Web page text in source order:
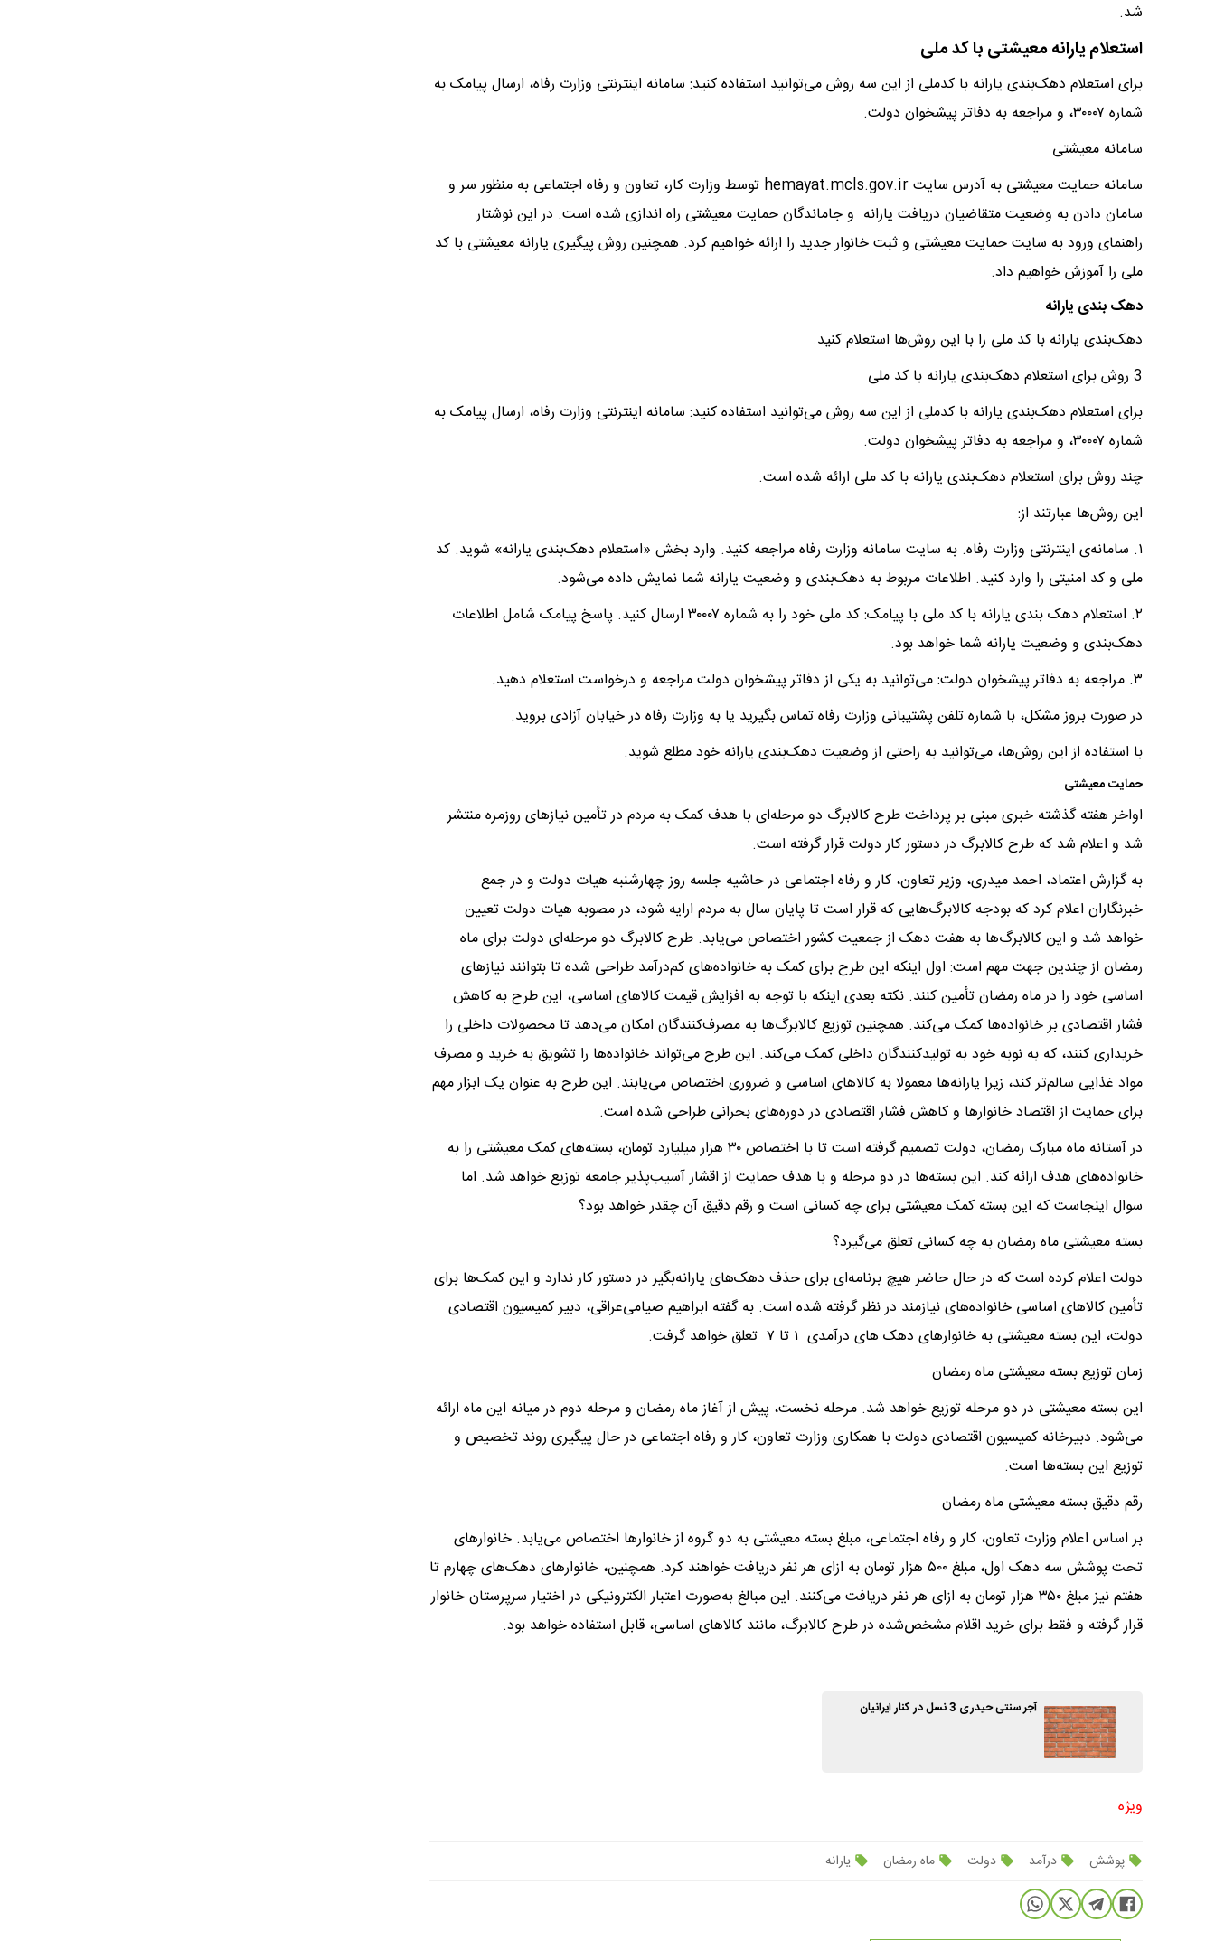
شد.
استعلام یارانه معیشتی با کد ملی
برای استعلام دهک‌بندی یارانه با کدملی از این سه روش می‌توانید استفاده کنید: سامانه اینترنتی وزارت رفاه، ارسال پیامک به
شماره ۳۰۰۰۷، و مراجعه به دفاتر پیشخوان دولت.
سامانه معیشتی
سامانه حمایت معیشتی به آدرس سایت hemayat.mcls.gov.ir توسط وزارت کار، تعاون و رفاه اجتماعی به منظور سر و
سامان دادن به وضعیت متقاضیان دریافت یارانه و جاماندگان حمایت معیشتی راه اندازی شده است. در این نوشتار
راهنمای ورود به سایت حمایت معیشتی و ثبت خانوار جدید را ارائه خواهیم کرد. همچنین روش پیگیری یارانه معیشتی با کد
ملی را آموزش خواهیم داد.
دهک بندی یارانه
دهک‌بندی یارانه با کد ملی را با این روش‌ها استعلام کنید.
3 روش برای استعلام دهک‌بندی یارانه با کد ملی
برای استعلام دهک‌بندی یارانه با کدملی از این سه روش می‌توانید استفاده کنید: سامانه اینترنتی وزارت رفاه، ارسال پیامک به
شماره ۳۰۰۰۷، و مراجعه به دفاتر پیشخوان دولت.
چند روش برای استعلام دهک‌بندی یارانه با کد ملی ارائه شده است.
این روش‌ها عبارتند از:
۱. سامانه‌ی اینترنتی وزارت رفاه. به سایت سامانه وزارت رفاه مراجعه کنید. وارد بخش «استعلام دهک‌بندی یارانه» شوید. کد
ملی و کد امنیتی را وارد کنید. اطلاعات مربوط به دهک‌بندی و وضعیت یارانه شما نمایش داده می‌شود.
۲. استعلام دهک بندی یارانه با کد ملی با پیامک: کد ملی خود را به شماره ۳۰۰۰۷ ارسال کنید. پاسخ پیامک شامل اطلاعات
دهک‌بندی و وضعیت یارانه شما خواهد بود.
۳. مراجعه به دفاتر پیشخوان دولت: می‌توانید به یکی از دفاتر پیشخوان دولت مراجعه و درخواست استعلام دهید.
در صورت بروز مشکل، با شماره تلفن پشتیبانی وزارت رفاه تماس بگیرید یا به وزارت رفاه در خیابان آزادی بروید.
با استفاده از این روش‌ها، می‌توانید به راحتی از وضعیت دهک‌بندی یارانه خود مطلع شوید.
حمایت معیشتی
اواخر هفته گذشته خبری مبنی بر پرداخت طرح کالابرگ دو مرحله‌ای با هدف کمک به مردم در تأمین نیازهای روزمره منتشر
شد و اعلام شد که طرح کالابرگ در دستور کار دولت قرار گرفته است.
به گزارش اعتماد، احمد میدری، وزیر تعاون، کار و رفاه اجتماعی در حاشیه جلسه روز چهارشنبه هیات دولت و در جمع
خبرنگاران اعلام کرد که بودجه کالابرگ‌هایی که قرار است تا پایان سال به مردم ارایه شود، در مصوبه هیات دولت تعیین
خواهد شد و این کالابرگ‌ها به هفت دهک از جمعیت کشور اختصاص می‌یابد. طرح کالابرگ دو مرحله‌ای دولت برای ماه
رمضان از چندین جهت مهم است: اول اینکه این طرح برای کمک به خانواده‌های کم‌درآمد طراحی شده تا بتوانند نیازهای
اساسی خود را در ماه رمضان تأمین کنند. نکته بعدی اینکه با توجه به افزایش قیمت کالاهای اساسی، این طرح به کاهش
فشار اقتصادی بر خانواده‌ها کمک می‌کند. همچنین توزیع کالابرگ‌ها به مصرف‌کنندگان امکان می‌دهد تا محصولات داخلی را
خریداری کنند، که به نوبه خود به تولیدکنندگان داخلی کمک می‌کند. این طرح می‌تواند خانواده‌ها را تشویق به خرید و مصرف
مواد غذایی سالم‌تر کند، زیرا یارانه‌ها معمولا به کالاهای اساسی و ضروری اختصاص می‌یابند. این طرح به عنوان یک ابزار مهم
برای حمایت از اقتصاد خانوارها و کاهش فشار اقتصادی در دوره‌های بحرانی طراحی شده است.
در آستانه ماه مبارک رمضان، دولت تصمیم گرفته است تا با اختصاص ۳۰ هزار میلیارد تومان، بسته‌های کمک معیشتی را به
خانواده‌های هدف ارائه کند. این بسته‌ها در دو مرحله و با هدف حمایت از اقشار آسیب‌پذیر جامعه توزیع خواهد شد. اما
سوال اینجاست که این بسته کمک معیشتی برای چه کسانی است و رقم دقیق آن چقدر خواهد بود؟
بسته معیشتی ماه رمضان به چه کسانی تعلق می‌گیرد؟
دولت اعلام کرده است که در حال حاضر هیچ برنامه‌ای برای حذف دهک‌های یارانه‌بگیر در دستور کار ندارد و این کمک‌ها برای
تأمین کالاهای اساسی خانواده‌های نیازمند در نظر گرفته شده است. به گفته ابراهیم صیامی‌عراقی، دبیر کمیسیون اقتصادی
دولت، این بسته معیشتی به خانوارهای دهک های درآمدی ۱ تا ۷ تعلق خواهد گرفت.
زمان توزیع بسته معیشتی ماه رمضان
این بسته معیشتی در دو مرحله توزیع خواهد شد. مرحله نخست، پیش از آغاز ماه رمضان و مرحله دوم در میانه این ماه ارائه
می‌شود. دبیرخانه کمیسیون اقتصادی دولت با همکاری وزارت تعاون، کار و رفاه اجتماعی در حال پیگیری روند تخصیص و
توزیع این بسته‌ها است.
رقم دقیق بسته معیشتی ماه رمضان
بر اساس اعلام وزارت تعاون، کار و رفاه اجتماعی، مبلغ بسته معیشتی به دو گروه از خانوارها اختصاص می‌یابد. خانوارهای
تحت پوشش سه دهک اول، مبلغ ۵۰۰ هزار تومان به ازای هر نفر دریافت خواهند کرد. همچنین، خانوارهای دهک‌های چهارم تا
هفتم نیز مبلغ ۳۵۰ هزار تومان به ازای هر نفر دریافت می‌کنند. این مبالغ به‌صورت اعتبار الکترونیکی در اختیار سرپرستان خانوار
قرار گرفته و فقط برای خرید اقلام مشخص‌شده در طرح کالابرگ، مانند کالاهای اساسی، قابل استفاده خواهد بود.
آجر سنتی حیدری 3 نسل در کنار ایرانیان
ویژه
پوشش درآمد دولت ماه رمضان یارانه